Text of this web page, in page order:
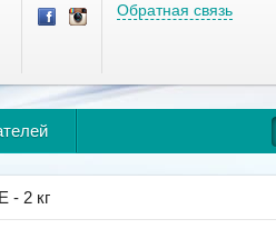
Обратная связь
- 2 кг